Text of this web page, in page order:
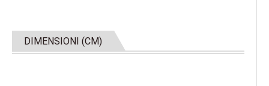
DIMENSIONI (CM)